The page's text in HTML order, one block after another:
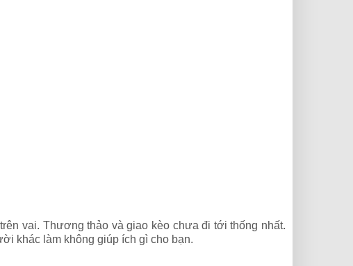
vai. Thương thảo và giao kèo chưa đi tới thống nhất.
khác làm không giúp ích gì cho bạn.